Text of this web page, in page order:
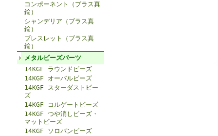
コンポーネント（ブラス真
鍮）
シャンデリア（ブラス真
鍮）
ブレスレット（ブラス真
鍮）
メタルビーズパーツ
14KGF ラウンドビーズ
14KGF オーバルビーズ
14KGF スターダストビー
ズ
14KGF コルゲートビーズ
14KGF つや消しビーズ・
マットビーズ
14KGF ソロバンビーズ